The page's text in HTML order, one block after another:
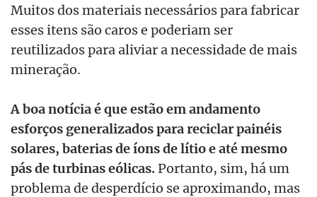
Muitos dos materiais necessários para fabricar
esses itens são caros e poderiam ser
reutilizados para aliviar a necessidade de mais
mineração.
A boa notícia é que estão em andamento
esforços generalizados para reciclar painéis
solares, baterias de íons de lítio e até mesmo
pás de turbinas eólicas. Portanto, sim, há um
problema de desperdício se aproximando, mas